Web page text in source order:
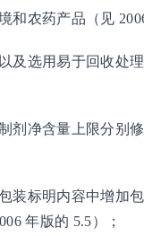
农药产品（见
选用易于回收处
净含量上限分别修
标明内容中增加
年版的 5.5）；